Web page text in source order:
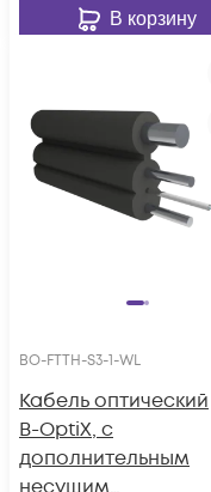
В корзину
BO-FTTH-S3-1-WL
Кабель оптический
B-OptiX, с
дополнительным